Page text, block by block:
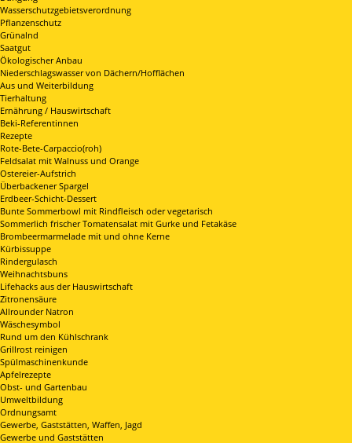
Wasserschutzgebietsverordnung
Pflanzenschutz
Grünalnd
Saatgut
Ökologischer Anbau
Niederschlagswasser von Dächern/Hofflächen
Aus und Weiterbildung
Tierhaltung
Ernährung / Hauswirtschaft
Beki-Referentinnen
Rezepte
Rote-Bete-Carpaccio(roh)
Feldsalat mit Walnuss und Orange
Ostereier-Aufstrich
Überbackener Spargel
Erdbeer-Schicht-Dessert
Bunte Sommerbowl mit Rindfleisch oder vegetarisch
Sommerlich frischer Tomatensalat mit Gurke und Fetakäse
Brombeermarmelade mit und ohne Kerne
Kürbissuppe
Rindergulasch
Weihnachtsbuns
Lifehacks aus der Hauswirtschaft
Zitronensäure
Allrounder Natron
Wäschesymbol
Rund um den Kühlschrank
Grillrost reinigen
Spülmaschinenkunde
Apfelrezepte
Obst- und Gartenbau
Umweltbildung
Ordnungsamt
Gewerbe, Gaststätten, Waffen, Jagd
Gewerbe und Gaststätten